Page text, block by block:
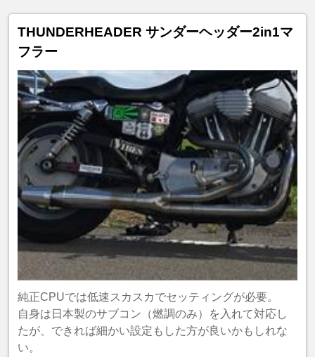
THUNDERHEADER サンダーヘッダー2in1マ
フラー
純正CPUでは低速スカスカでセッティングが必要。
自身は日本製のサブコン（燃調のみ）を入れて対応し
たが、できれば細かい設定もした方が良いかもしれな
い。